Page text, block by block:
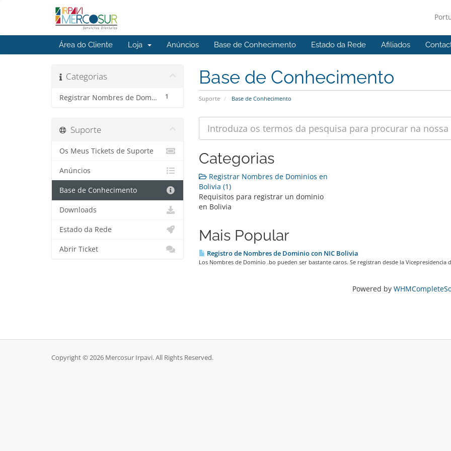
Área do Cliente Loja Anúncios Base de Conhecimento Estado da Rede Afiliados
Base de Conhecimento
Suporte Base de Conhecimento
Categorias
1
Registrar Nombres de Dominios en Bolivia
Categorias
Registrar Nombres de Dominios en
Bolivia (1)
Requisitos para registrar un dominio
en Bolivia
Mais Popular
Registro de Nombres de Dominio con NIC Bolivia
Los Nombres de Dominio .bo pueden ser bastante caros. Se registran desde la Vicepresidencia
Powered by
Suporte
Os Meus Tickets de Suporte
Anúncios
Base de Conhecimento
Downloads
Estado da Rede
Abrir Ticket
Copyright © 2026 Mercosur Irpavi. All Rights Reserved.